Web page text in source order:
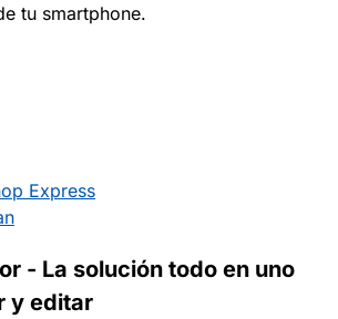
tu smartphone.
Express
- La solución todo en uno
y editar